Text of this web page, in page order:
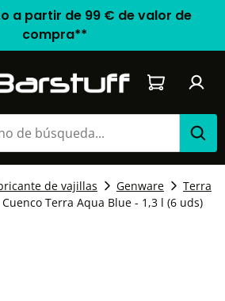
a partir de 99 € de valor de
compra**
El carrito
de vajillas Genware
Terra
Cuenco Terra Aqua Blue - 1,3 l (6 uds)